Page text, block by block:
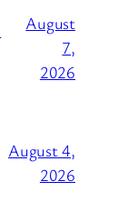
August
7,
2026
August 4,
2026